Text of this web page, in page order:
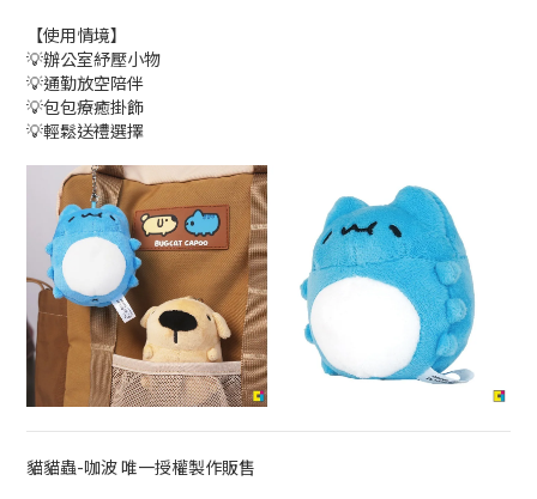
【使用情境】
💡辦公室紓壓小物
💡通勤放空陪伴
💡包包療癒掛飾
💡輕鬆送禮選擇
貓貓蟲-咖波 唯一授權製作販售